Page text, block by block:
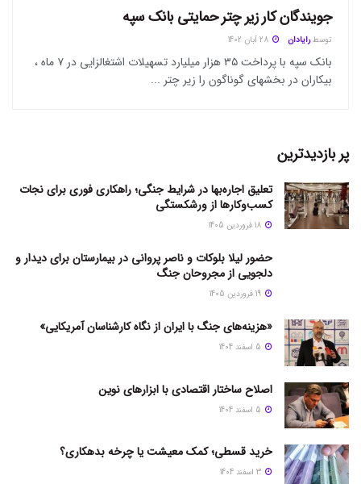
جویندگان کار زیر چتر حمایتی بانک سپه
توسط رایادان
بانک سپه با پرداخت ۳۵ هزار میلیارد تسهیلات اشتغالزایی در ۷ ماه ،
بیکاران در بخشهای گوناگون را زیر چتر ...
پر بازدیدترین
تعلیق اجاره‌بها در شرایط جنگی؛ راهکاری فوری برای نجات
کسب‌وکارها از ورشکستگی
حضور لیلا بلوکات و ناصر پروانی در بیمارستان برای دیدار و
دلجویی از مجروحان جنگ
«هزینه‌های جنگ با ایران از نگاه کارشناسان آمریکایی»
اصلاح ساختار اقتصادی با ابزارهای نوین
خرید قسطی؛ کمک معیشت یا چرخه بدهکاری؟